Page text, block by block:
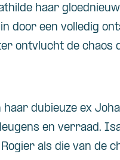
haar
door een volledig
ontvlucht de chaos
dubieuze ex
en verraad.
als die van de